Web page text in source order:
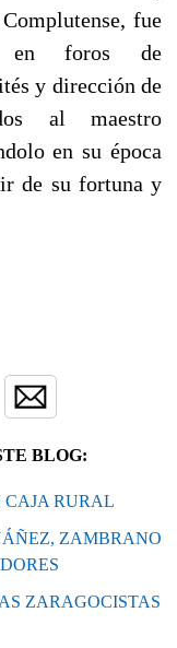
fue
en foros de
y dirección de
al maestro
en su época
de su fortuna y
BLOG:
CAJA RURAL
ZAMBRANO
ZARAGOCISTAS